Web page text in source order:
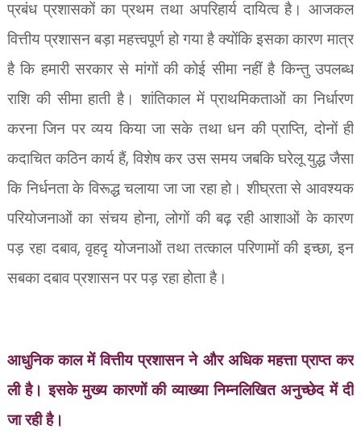
प्रबंध प्रशासकों का प्रथम तथा अपरिहार्य दायित्व है। आजकल
वित्तीय प्रशासन बड़ा महत्त्वपूर्ण हो गया है क्योंकि इसका कारण मात्र
है कि हमारी सरकार से मांगों की कोई सीमा नहीं है किन्तु उपलब्ध
राशि की सीमा हाती है। शांतिकाल में प्राथमिकताओं का निर्धारण
करना जिन पर व्यय किया जा सके तथा धन की प्राप्ति, दोनों ही
कदाचित कठिन कार्य हैं,विशेष कर उस समय जबकि घरेलू युद्ध जैसा
कि निर्धनता के विरूद्ध चलाया जा जा रहा हो। शीघ्रता से आवश्यक
परियोजनाओं का संचय होना,लोगों की बढ़ रही आशाओं के कारण
पड़ रहा दबाव,वृहदृ योजनाओं तथा तत्काल परिणामों की इच्छा,इन
सबका दबाव प्रशासन पर पड़ रहा होता है।
आधुनिक काल में वित्तीय प्रशासन ने और अधिक महत्ता प्राप्त कर
ली है। इसके मुख्य कारणों की व्याख्या निम्नलिखित अनुच्छेद में दी
जा रही है।